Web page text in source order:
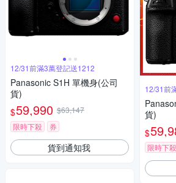
12/31前滿3萬登記送1212
Panasonic S1H 單機身(公司
貨)
$59,990 $63,147
限時下殺
券
貨到通知我
12/31前
貨)
$
限時下殺